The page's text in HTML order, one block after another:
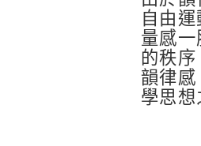
自由
量感
的秩
韻律感
學思